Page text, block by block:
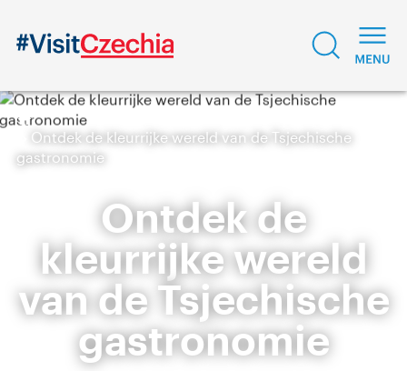
Ontdek de kleurrijke wereld van de Tsjechische
gastronomie
Ontdek de
kleurrijke wereld
van de Tsjechische
gastronomie